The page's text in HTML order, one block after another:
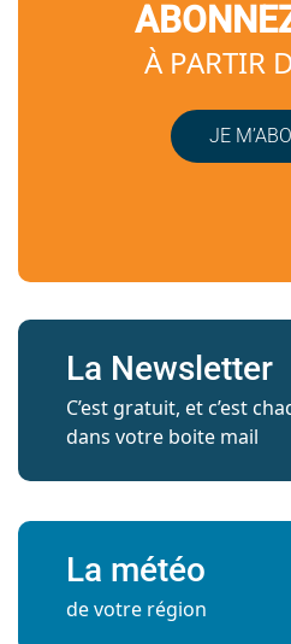
À PARTIR
JE
La Newsletter
C’est gratuit, et c’est
dans votre boite mail
La météo
de votre région